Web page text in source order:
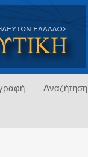
Αναζήτηση